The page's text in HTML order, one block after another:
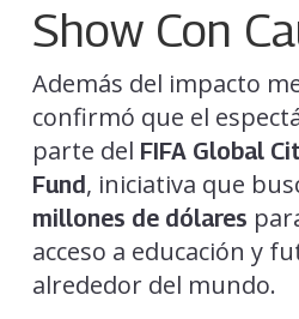
Show Con
Además del impacto
confirmó que el
parte del FIFA Global
Fund, iniciativa que
millones de dólares
acceso a educación y
alrededor del mundo.